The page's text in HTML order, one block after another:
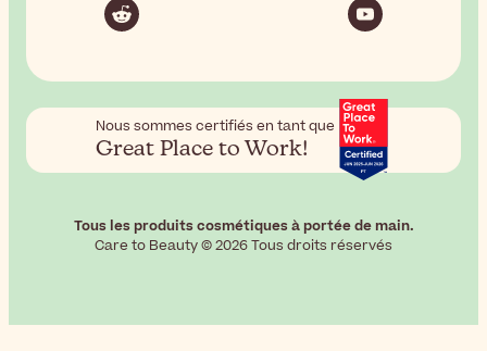
Nous sommes certifiés en tant que
Great Place to Work!
Tous les produits cosmétiques à portée de main.
Care to Beauty © 2026 Tous droits réservés